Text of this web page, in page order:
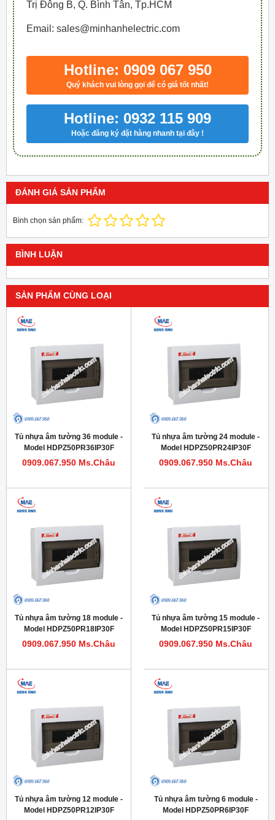
Trị Đông B, Q. Bình Tân, Tp.HCM
Email: sales@minhanhelectric.com
Hotline: 0909 067 950
Quý khách vui lòng gọi để có giá tốt nhất!
Hotline: 0932 115 909
Hoặc đăng ký đặt hàng nhanh tại đây !
ĐÁNH GIÁ SẢN PHẨM
Bình chọn sản phẩm:
BÌNH LUẬN
SẢN PHẨM CÙNG LOẠI
Tủ nhựa âm tường 36 module -
Model HDPZ50PR36IP30F
0909.067.950 Ms.Châu
Tủ nhựa âm tường 24 module -
Model HDPZ50PR24IP30F
0909.067.950 Ms.Châu
Tủ nhựa âm tường 18 module -
Model HDPZ50PR18IP30F
0909.067.950 Ms.Châu
Tủ nhựa âm tường 15 module -
Model HDPZ50PR15IP30F
0909.067.950 Ms.Châu
Tủ nhựa âm tường 12 module -
Model HDPZ50PR12IP30F
Tủ nhựa âm tường 6 module -
Model HDPZ50PR6IP30F